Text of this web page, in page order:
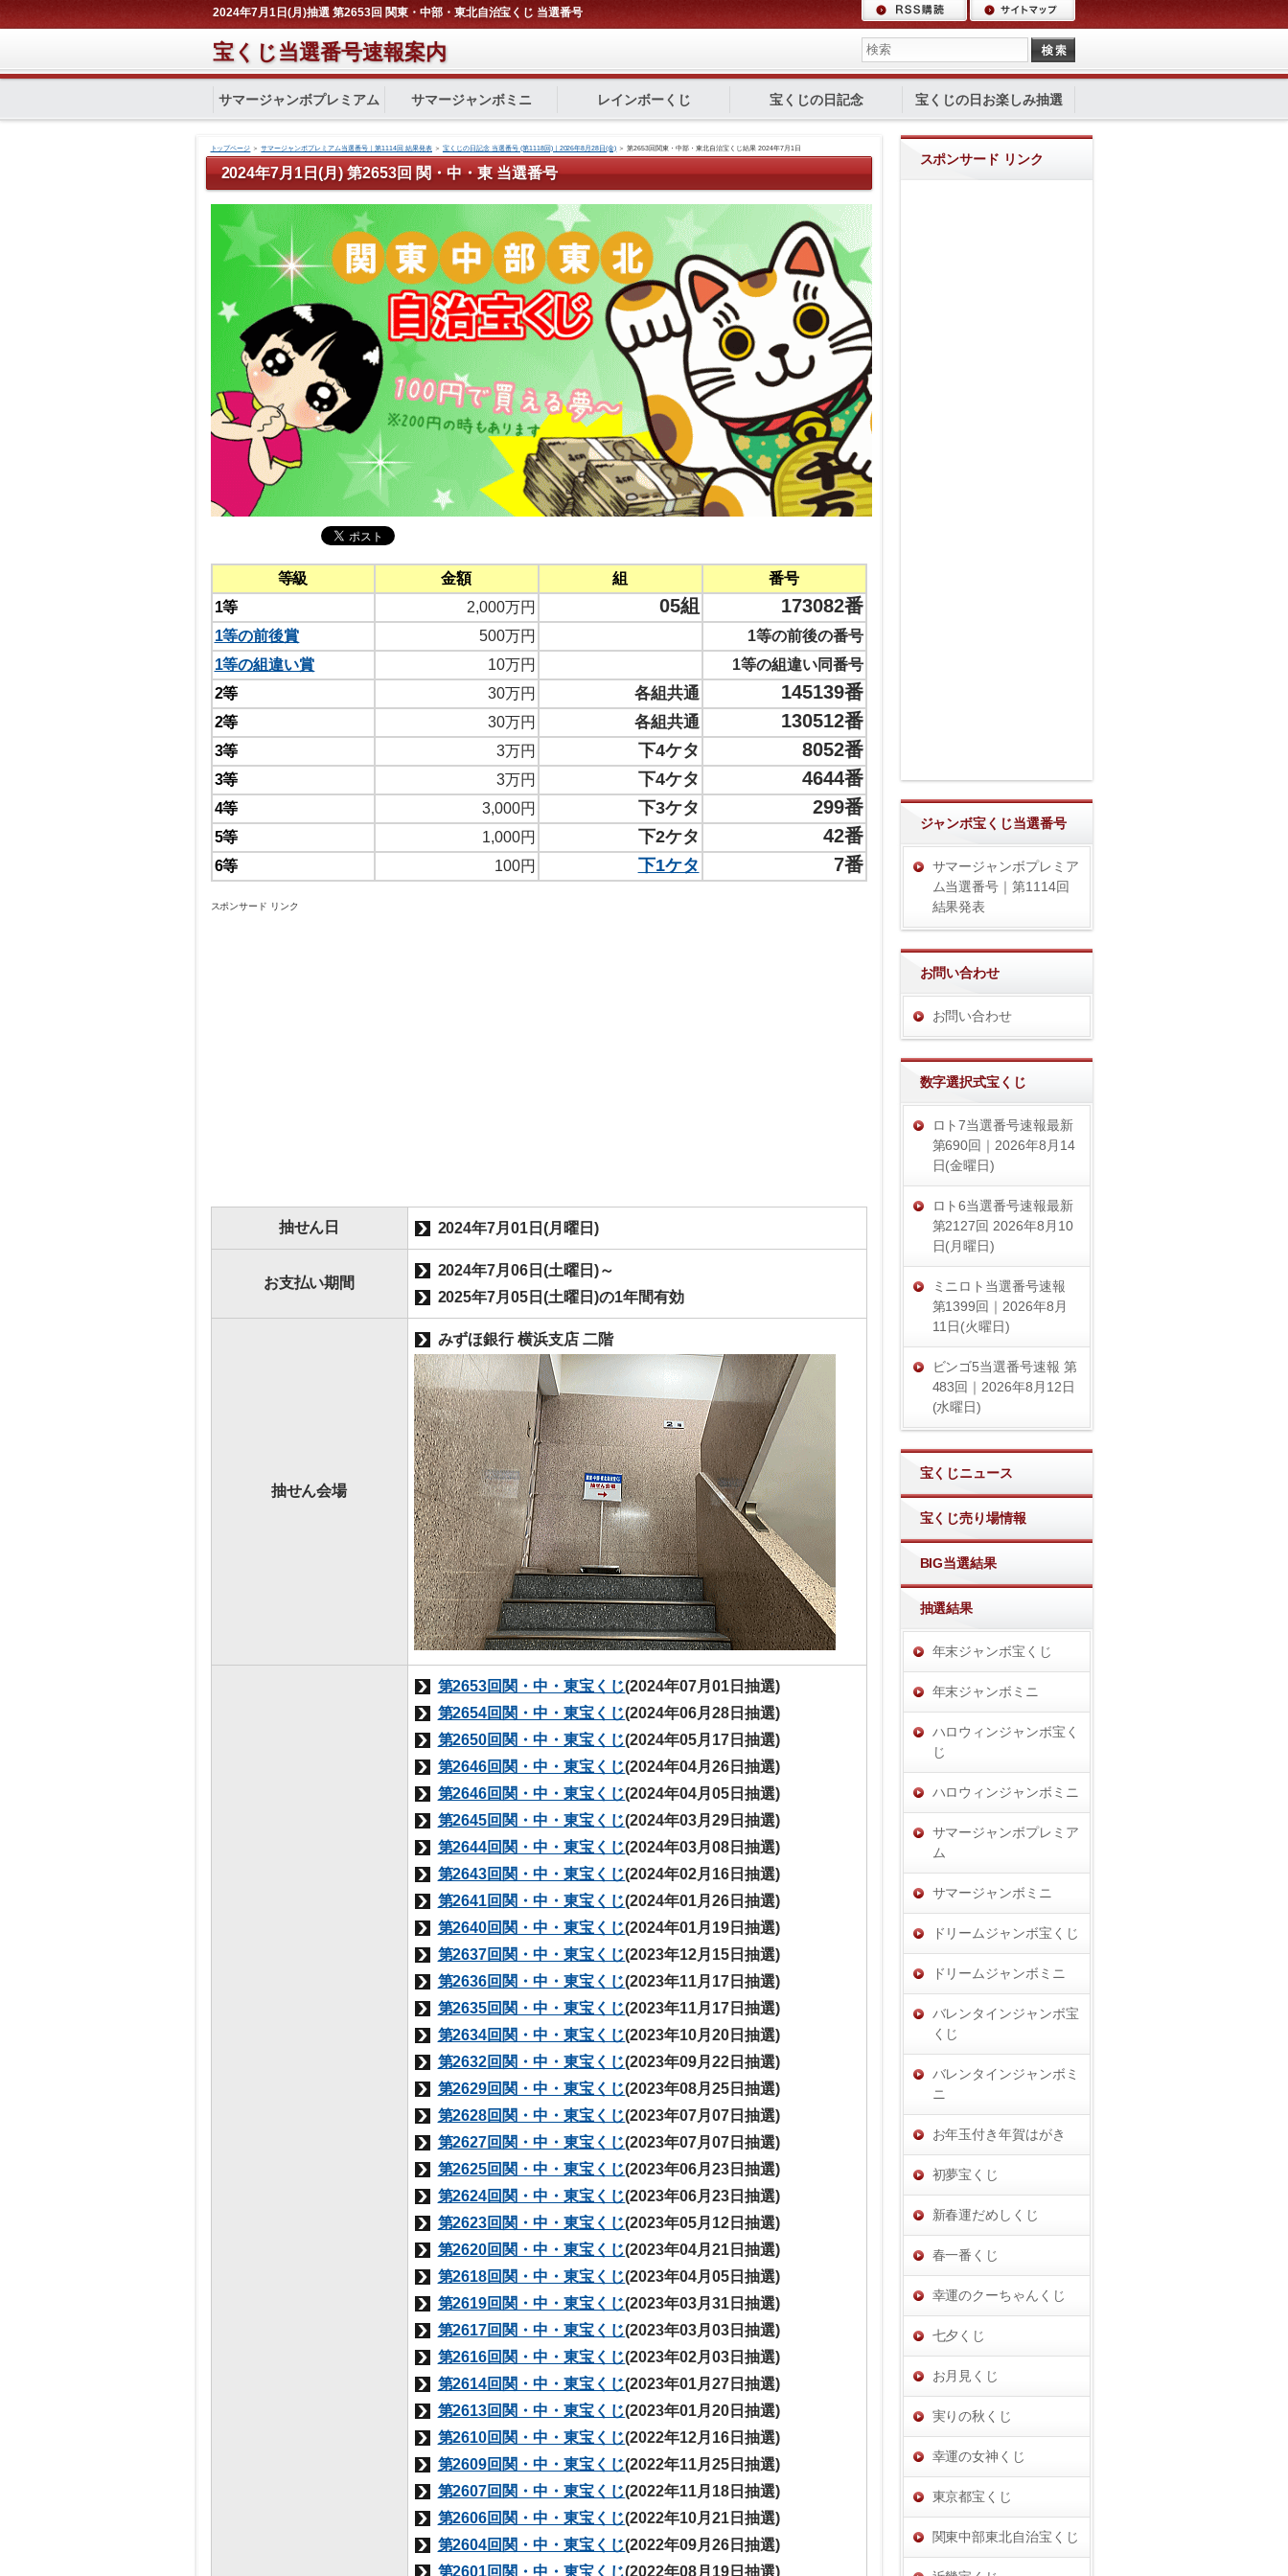
2024年7月1日(月)抽選 第2653回 関東・中部・東北自治宝くじ 当選番号
宝くじ当選番号速報案内
サマージャンボプレミアム サマージャンボミニ レインボーくじ 宝くじの日記念 宝くじの日お楽しみ抽選
トップページ ＞サマージャンボプレミアム当選番号｜第1114回 結果発表＞ 宝くじの日記念 当選番号 (第1118回)｜2026年8月28日(金) ＞第2653回関東・中部・東北自治宝くじ結果 2024年7月1日
2024年7月1日(月) 第2653回 関・中・東 当選番号
等級 金額 組
番号
1等
2,000万円 05組 173082番
1等の前後賞 500万円
1等の前後の番号
1等の組違い賞
10万円
1等の組違い同番号
2等
30万円 各組共通 145139番
2等 30万円 各組共通 130512番
3等 3万円 下4ケタ 8052番
3等 3万円 下4ケタ 4644番
4等 3,000円 下3ケタ 299番
5等 1,000円 下2ケタ 42番
6等 100円 下1ケタ 7番
スポンサード リンク
抽せん日 2024年7月01日(月曜日)
お支払い期間
2024年7月06日(土曜日)～
2025年7月05日(土曜日)の1年間有効
抽せん会場
みずほ銀行 横浜支店 二階
第2653回関・中・東宝くじ(2024年07月01日抽選)
第2654回関・中・東宝くじ(2024年06月28日抽選)
第2650回関・中・東宝くじ(2024年05月17日抽選)
第2646回関・中・東宝くじ(2024年04月26日抽選)
第2646回関・中・東宝くじ(2024年04月05日抽選)
第2645回関・中・東宝くじ(2024年03月29日抽選)
第2644回関・中・東宝くじ(2024年03月08日抽選)
第2643回関・中・東宝くじ(2024年02月16日抽選)
第2641回関・中・東宝くじ(2024年01月26日抽選)
第2640回関・中・東宝くじ(2024年01月19日抽選)
第2637回関・中・東宝くじ(2023年12月15日抽選)
第2636回関・中・東宝くじ(2023年11月17日抽選)
第2635回関・中・東宝くじ(2023年11月17日抽選)
第2634回関・中・東宝くじ(2023年10月20日抽選)
第2632回関・中・東宝くじ(2023年09月22日抽選)
第2629回関・中・東宝くじ(2023年08月25日抽選)
第2628回関・中・東宝くじ(2023年07月07日抽選)
第2627回関・中・東宝くじ(2023年07月07日抽選)
第2625回関・中・東宝くじ(2023年06月23日抽選)
第2624回関・中・東宝くじ(2023年06月23日抽選)
第2623回関・中・東宝くじ(2023年05月12日抽選)
第2620回関・中・東宝くじ(2023年04月21日抽選)
第2618回関・中・東宝くじ(2023年04月05日抽選)
第2619回関・中・東宝くじ(2023年03月31日抽選)
第2617回関・中・東宝くじ(2023年03月03日抽選)
第2616回関・中・東宝くじ(2023年02月03日抽選)
第2614回関・中・東宝くじ(2023年01月27日抽選)
第2613回関・中・東宝くじ(2023年01月20日抽選)
第2610回関・中・東宝くじ(2022年12月16日抽選)
第2609回関・中・東宝くじ(2022年11月25日抽選)
第2607回関・中・東宝くじ(2022年11月18日抽選)
第2606回関・中・東宝くじ(2022年10月21日抽選)
第2604回関・中・東宝くじ(2022年09月26日抽選)
第2601回関・中・東宝くじ(2022年08月19日抽選)
スポンサード リンク
ジャンボ宝くじ当選番号
サマージャンボプレミア
ム当選番号｜第1114回
結果発表
お問い合わせ
お問い合わせ
数字選択式宝くじ
ロト7当選番号速報最新
第690回｜2026年8月14
日(金曜日)
ロト6当選番号速報最新
第2127回 2026年8月10
日(月曜日)
ミニロト当選番号速報
第1399回｜2026年8月
11日(火曜日)
ビンゴ5当選番号速報 第
483回｜2026年8月12日
(水曜日)
宝くじニュース
宝くじ売り場情報
BIG当選結果
抽選結果
年末ジャンボ宝くじ
年末ジャンボミニ
ハロウィンジャンボ宝く
じ
ハロウィンジャンボミニ
サマージャンボプレミア
ム
サマージャンボミニ
ドリームジャンボ宝くじ
ドリームジャンボミニ
バレンタインジャンボ宝
くじ
バレンタインジャンボミ
ニ
お年玉付き年賀はがき
初夢宝くじ
新春運だめしくじ
春一番くじ
幸運のクーちゃんくじ
七夕くじ
お月見くじ
実りの秋くじ
幸運の女神くじ
東京都宝くじ
関東中部東北自治宝くじ